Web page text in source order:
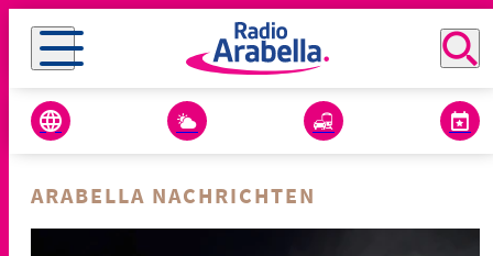
ARABELLA NACHRICHTEN